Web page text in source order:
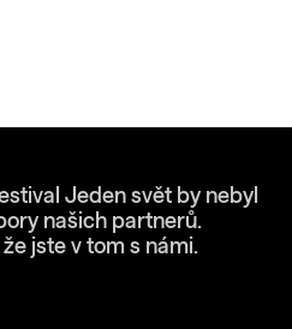
Jeden svět by nebyl
našich partnerů.
jste v tom s námi.